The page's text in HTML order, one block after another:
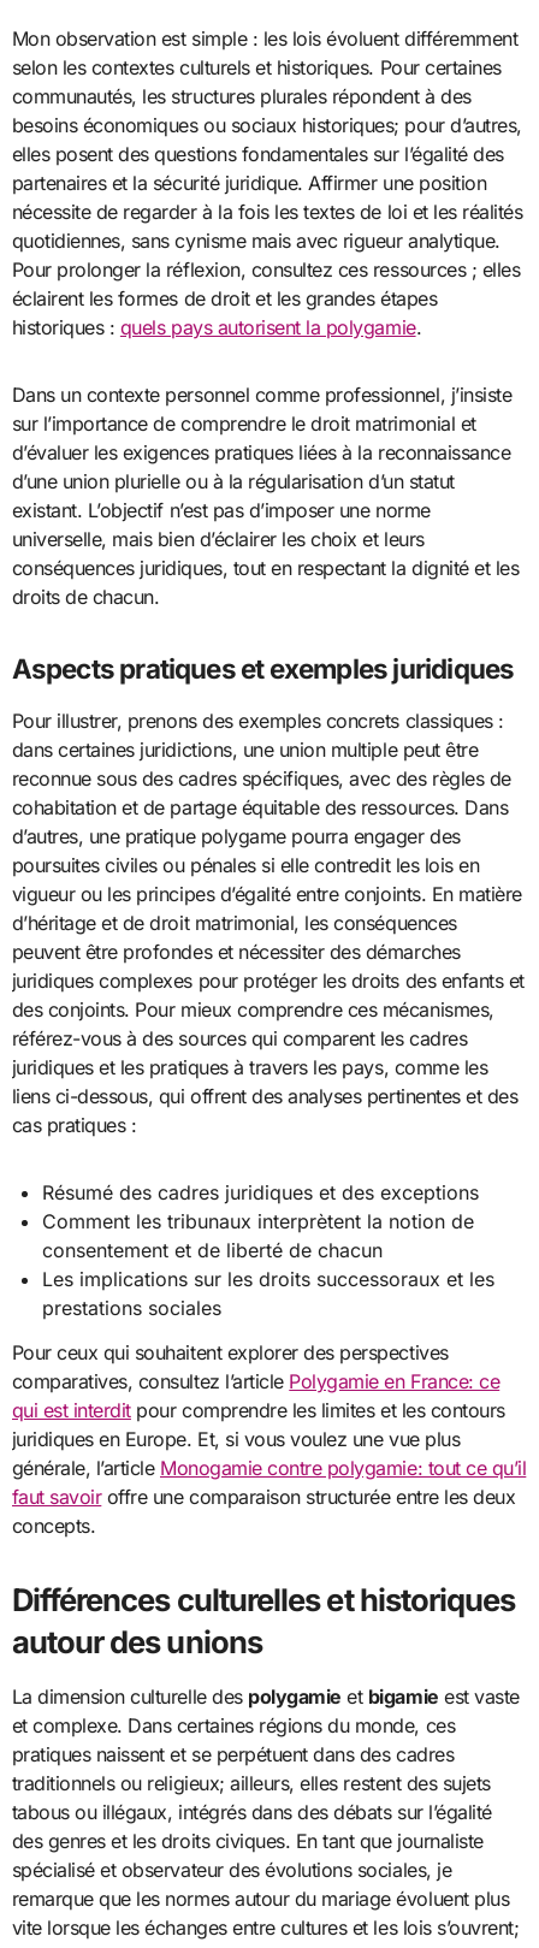
Mon observation est simple : les lois évoluent différemment
selon les contextes culturels et historiques. Pour certaines
communautés, les structures plurales répondent à des
besoins économiques ou sociaux historiques; pour d’autres,
elles posent des questions fondamentales sur l’égalité des
partenaires et la sécurité juridique. Affirmer une position
nécessite de regarder à la fois les textes de loi et les réalités
quotidiennes, sans cynisme mais avec rigueur analytique.
Pour prolonger la réflexion, consultez ces ressources ; elles
éclairent les formes de droit et les grandes étapes
historiques : quels pays autorisent la polygamie.
Dans un contexte personnel comme professionnel, j’insiste
sur l’importance de comprendre le droit matrimonial et
d’évaluer les exigences pratiques liées à la reconnaissance
d’une union plurielle ou à la régularisation d’un statut
existant. L’objectif n’est pas d’imposer une norme
universelle, mais bien d’éclairer les choix et leurs
conséquences juridiques, tout en respectant la dignité et les
droits de chacun.
Aspects pratiques et exemples juridiques
Pour illustrer, prenons des exemples concrets classiques :
dans certaines juridictions, une union multiple peut être
reconnue sous des cadres spécifiques, avec des règles de
cohabitation et de partage équitable des ressources. Dans
d’autres, une pratique polygame pourra engager des
poursuites civiles ou pénales si elle contredit les lois en
vigueur ou les principes d’égalité entre conjoints. En matière
d’héritage et de droit matrimonial, les conséquences
peuvent être profondes et nécessiter des démarches
juridiques complexes pour protéger les droits des enfants et
des conjoints. Pour mieux comprendre ces mécanismes,
référez-vous à des sources qui comparent les cadres
juridiques et les pratiques à travers les pays, comme les
liens ci-dessous, qui offrent des analyses pertinentes et des
cas pratiques :
Résumé des cadres juridiques et des exceptions
Comment les tribunaux interprètent la notion de
consentement et de liberté de chacun
Les implications sur les droits successoraux et les
prestations sociales
Pour ceux qui souhaitent explorer des perspectives
comparatives, consultez l’article Polygamie en France: ce
qui est interditpour comprendre les limites et les contours
juridiques en Europe. Et, si vous voulez une vue plus
générale, l’article Monogamie contre polygamie: tout ce qu’il
faut savoiroffre une comparaison structurée entre les deux
concepts.
Différences culturelles et historiques
autour des unions
La dimension culturelle des polygamie et bigamie est vaste
et complexe. Dans certaines régions du monde, ces
pratiques naissent et se perpétuent dans des cadres
traditionnels ou religieux; ailleurs, elles restent des sujets
tabous ou illégaux, intégrés dans des débats sur l’égalité
des genres et les droits civiques. En tant que journaliste
spécialisé et observateur des évolutions sociales, je
remarque que les normes autour du mariage évoluent plus
vite lorsque les échanges entre cultures et les lois s’ouvrent;